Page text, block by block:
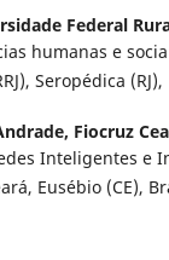
Federal
humanas e
Seropédica
Fiocruz
Inteligentes e
Eusébio (CE),